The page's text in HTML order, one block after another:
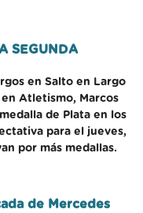
SEGUNDA
en Salto en Largo
Atletismo, Marcos
de Plata en los
para el jueves,
por más medallas.
de Mercedes